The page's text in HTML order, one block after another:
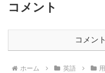
コメント
コメン
ホーム 英語